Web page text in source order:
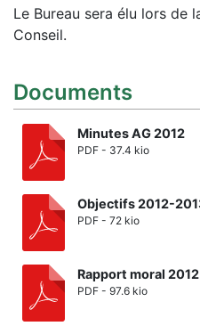
Le Bureau sera élu lors de
Conseil.
Documents
Minutes AG 2012
PDF - 37.4 kio
Objectifs 2012-
PDF - 72 kio
Rapport moral 2012
PDF - 97.6 kio